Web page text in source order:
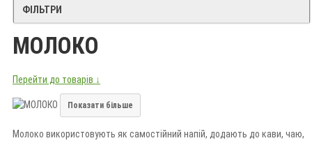
ФІЛЬТРИ
МОЛОКО
Перейти до товарів ↓
Показати більше
Молоко використовують як самостійний напій, додають до кави, чаю,